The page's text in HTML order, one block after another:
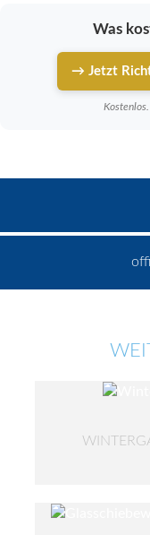
Was
→ Jetzt